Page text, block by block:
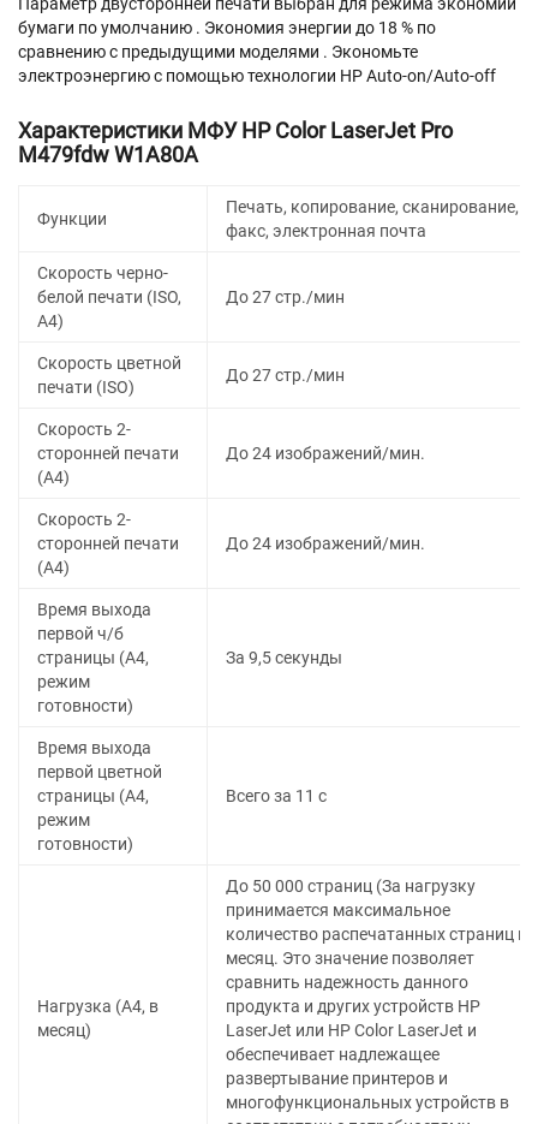
бумаги по умолчанию . Экономия энергии до 18 % по
сравнению с предыдущими моделями . Экономьте
электроэнергию с помощью технологии HP Auto-on/Auto-off
Характеристики МФУ HP Color LaserJet Pro
M479fdw W1A80A
Функции
Печать, копирование, сканирование,
факс, электронная почта
Скорость черно-
белой печати (ISO,
A4)
До 27 стр./мин
Скорость цветной
печати (ISO)
До 27 стр./мин
Скорость 2-
сторонней печати
(A4)
До 24 изображений/мин.
Скорость 2-
сторонней печати
(A4)
До 24 изображений/мин.
Время выхода
первой ч/б
страницы (A4,
режим
готовности)
За 9,5 секунды
Время выхода
первой цветной
страницы (A4,
режим
готовности)
Всего за 11 с
Нагрузка (А4, в
месяц)
До 50 000 страниц (За нагрузку
принимается максимальное
количество распечатанных страниц в
месяц. Это значение позволяет
сравнить надежность данного
продукта и других устройств HP
LaserJet или HP Color LaserJet и
обеспечивает надлежащее
развертывание принтеров и
многофункциональных устройств в